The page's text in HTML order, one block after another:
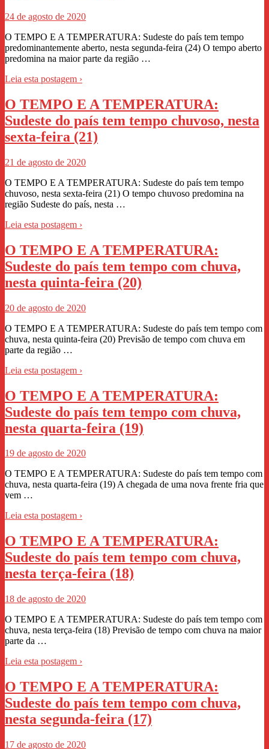
24 de agosto de 2020
O TEMPO E A TEMPERATURA: Sudeste do país tem tempo
predominantemente aberto, nesta segunda-feira (24) O tempo aberto
predomina na maior parte da região …
Leia esta postagem ›
O TEMPO E A TEMPERATURA:
Sudeste do país tem tempo chuvoso, nesta
sexta-feira (21)
21 de agosto de 2020
O TEMPO E A TEMPERATURA: Sudeste do país tem tempo
chuvoso, nesta sexta-feira (21) O tempo chuvoso predomina na
região Sudeste do país, nesta …
Leia esta postagem ›
O TEMPO E A TEMPERATURA:
Sudeste do país tem tempo com chuva,
nesta quinta-feira (20)
20 de agosto de 2020
O TEMPO E A TEMPERATURA: Sudeste do país tem tempo com
chuva, nesta quinta-feira (20) Previsão de tempo com chuva em
parte da região …
Leia esta postagem ›
O TEMPO E A TEMPERATURA:
Sudeste do país tem tempo com chuva,
nesta quarta-feira (19)
19 de agosto de 2020
O TEMPO E A TEMPERATURA: Sudeste do país tem tempo com
chuva, nesta quarta-feira (19) A chegada de uma nova frente fria que
vem …
Leia esta postagem ›
O TEMPO E A TEMPERATURA:
Sudeste do país tem tempo com chuva,
nesta terça-feira (18)
18 de agosto de 2020
O TEMPO E A TEMPERATURA: Sudeste do país tem tempo com
chuva, nesta terça-feira (18) Previsão de tempo com chuva na maior
parte da …
Leia esta postagem ›
O TEMPO E A TEMPERATURA:
Sudeste do país tem tempo com chuva,
nesta segunda-feira (17)
17 de agosto de 2020